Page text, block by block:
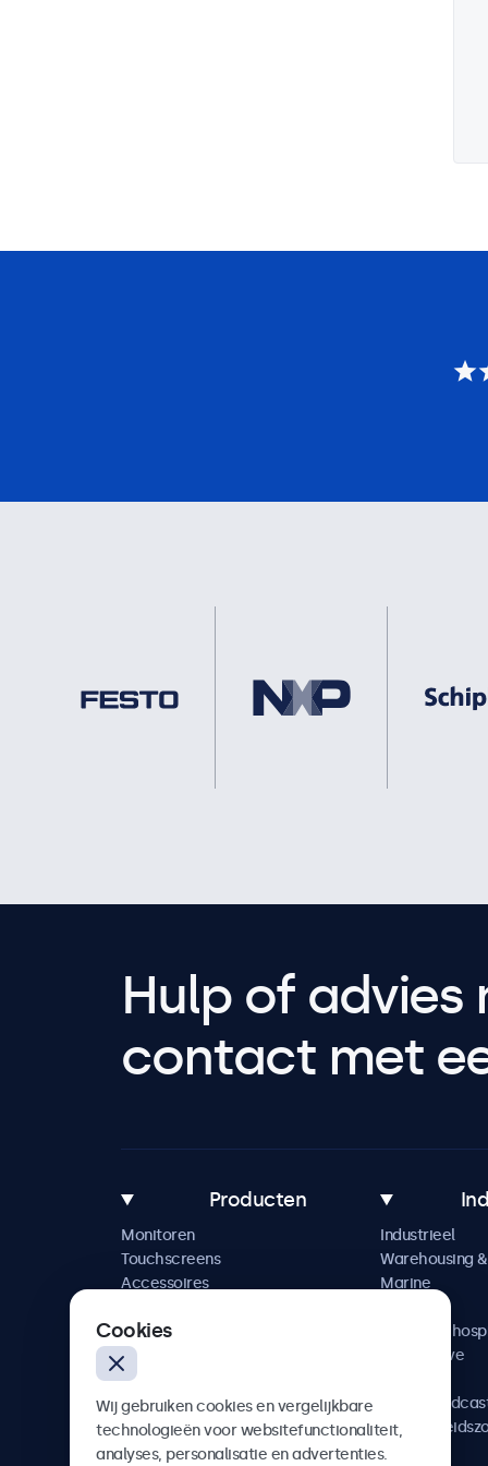
Hulp of advies
contact met
Producten
Monitoren
Touchscreens
Accessoires
Industrieel
Warehousing
Marine
Horeca &
Automotive
AV &
Cookies
Wij gebruiken cookies en vergelijkbare
technologieën voor websitefunctionaliteit,
analyses, personalisatie en advertenties.